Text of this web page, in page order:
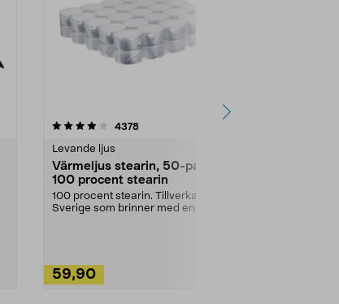
4378recensioner
Levande ljus
Värmeljus stearin, 50-pack,
100 procent stearin
100 procent stearin. Tillverkade i
Sverige som brinner med en
59,90
4.5av 5 stjärnor